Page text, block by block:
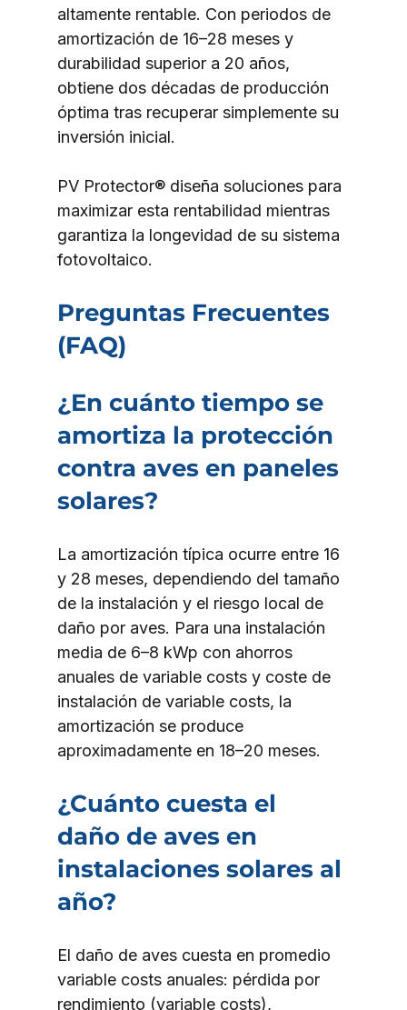
altamente rentable. Con periodos de
amortización de 16–28 meses y
durabilidad superior a 20 años,
obtiene dos décadas de producción
óptima tras recuperar simplemente su
inversión inicial.
PV Protector® diseña soluciones para
maximizar esta rentabilidad mientras
garantiza la longevidad de su sistema
fotovoltaico.
Preguntas Frecuentes
(FAQ)
¿En cuánto tiempo se
amortiza la protección
contra aves en paneles
solares?
La amortización típica ocurre entre 16
y 28 meses, dependiendo del tamaño
de la instalación y el riesgo local de
daño por aves. Para una instalación
media de 6–8 kWp con ahorros
anuales de variable costs y coste de
instalación de variable costs, la
amortización se produce
aproximadamente en 18–20 meses.
¿Cuánto cuesta el
daño de aves en
instalaciones solares al
año?
El daño de aves cuesta en promedio
variable costs anuales: pérdida por
rendimiento (variable costs),